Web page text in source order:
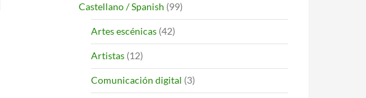
Castellano / Spanish (99)
Artes escénicas (42)
Artistas (12)
Comunicación digital (3)